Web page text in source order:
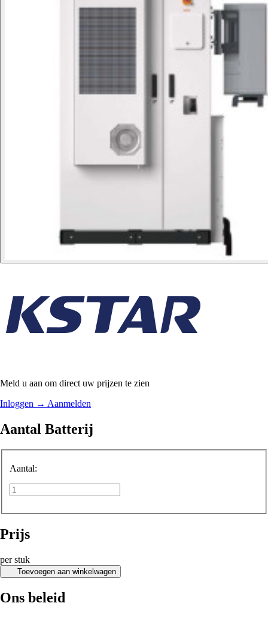
Meld u aan om direct uw prijzen te zien
Inloggen → Aanmelden
Aantal Batterij
Aantal:
Prijs
per stuk
Toevoegen aan winkelwagen
Ons beleid